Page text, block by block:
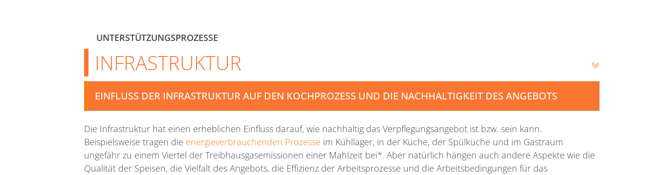
UNTERSTÜTZUNGSPROZESSE
INFRASTRUKTUR
EINFLUSS DER INFRASTRUKTUR AUF DEN KOCHPROZESS UND DIE NACHHALTIGKEIT DES ANGEBOTS
Die Infrastruktur hat einen erheblichen Einfluss darauf, wie nachhaltig das Verpflegungsangebot ist bzw. sein kann.
Beispielsweise tragen die energieverbrauchenden Prozesse im Kühllager, in der Küche, der Spülküche und im Gastraum
ungefähr zu einem Viertel der Treibhausgasemissionen einer Mahlzeit bei*. Aber natürlich hängen auch andere Aspekte wie die
Qualität der Speisen, die Vielfalt des Angebots, die Effizienz der Arbeitsprozesse und die Arbeitsbedingungen für das